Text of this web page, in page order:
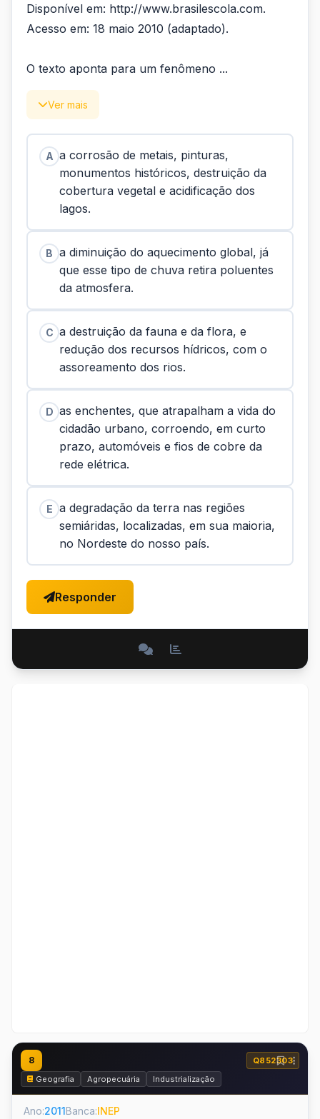
Disponível em: http://www.brasilescola.com.
Acesso em: 18 maio 2010 (adaptado).
O texto aponta para um fenômeno ...
Ver mais
A a corrosão de metais, pinturas,
monumentos históricos, destruição da
cobertura vegetal e acidificação dos
lagos.
B a diminuição do aquecimento global, já
que esse tipo de chuva retira poluentes
da atmosfera.
C a destruição da fauna e da flora, e
redução dos recursos hídricos, com o
assoreamento dos rios.
D as enchentes, que atrapalham a vida do
cidadão urbano, corroendo, em curto
prazo, automóveis e fios de cobre da
rede elétrica.
E a degradação da terra nas regiões
semiáridas, localizadas, em sua maioria,
no Nordeste do nosso país.
Responder
8
Q852303
Geografia
Agropecuária Industrialização
Ano:2011Banca:INEP